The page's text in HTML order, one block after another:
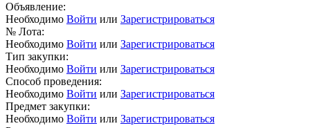
Объявление:
Необходимо Войти или Зарегистрироваться
№ Лота:
Необходимо Войти или Зарегистрироваться
Тип закупки:
Необходимо Войти или Зарегистрироваться
Способ проведения:
Необходимо Войти или Зарегистрироваться
Предмет закупки:
Необходимо Войти или Зарегистрироваться